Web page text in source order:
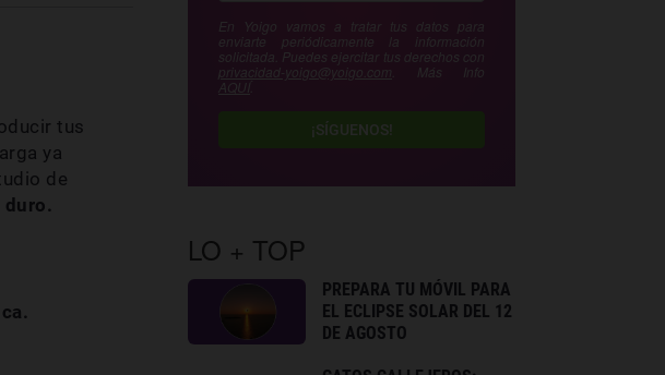
tus
ya
de
duro.
En Yoigo vamos a tratar tus datos para
enviarte periódicamente la información
solicitada. Puedes ejercitar tus derechos con
privacidad-yoigo@yoigo.com . Más Info
AQUÍ
¡SÍGUENOS!
LO + TOP
PREPARA TU MÓVIL PARA
EL ECLIPSE SOLAR DEL 12
DE AGOSTO